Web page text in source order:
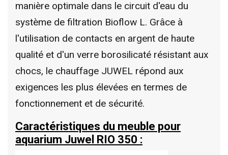
manière optimale dans le circuit d'eau du
système de filtration Bioflow L. Grâce à
l'utilisation de contacts en argent de haute
qualité et d'un verre borosilicaté résistant aux
chocs, le chauffage JUWEL répond aux
exigences les plus élevées en termes de
fonctionnement et de sécurité.
Caractéristiques du meuble pour
aquarium Juwel RIO 350 :